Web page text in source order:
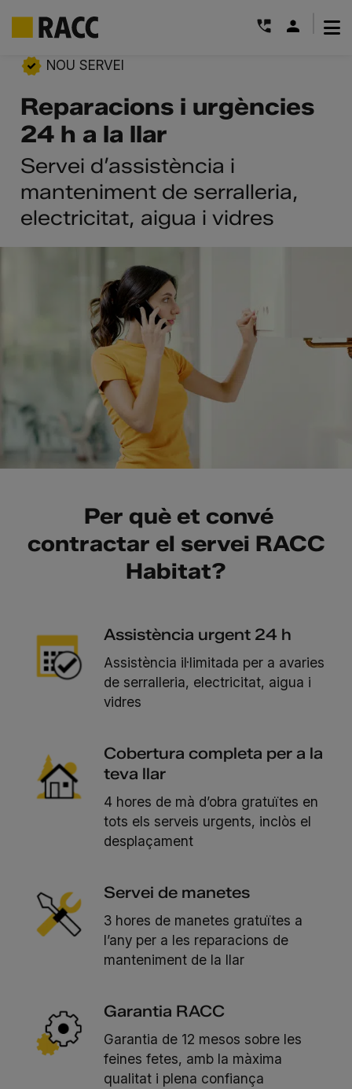
Skip
content
NOU SERVEI
Reparacions i urgències
24 h a la llar
Servei d’assistència i
manteniment de serralleria,
electricitat, aigua i vidres
Per què et convé
contractar el servei RACC
Habitat?
Assistència urgent 24 h
Assistència il·limitada per a avaries
de serralleria, electricitat, aigua i
vidres
Cobertura completa per a la
teva llar
4 hores de mà d’obra gratuïtes en
tots els serveis urgents, inclòs el
desplaçament
Servei de manetes
3 hores de manetes gratuïtes a
l’any per a les reparacions de
manteniment de la llar
Garantia RACC
Garantia de 12 mesos sobre les
feines fetes, amb la màxima
qualitat i plena confiança